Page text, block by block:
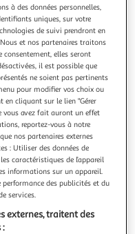
FLAMME, Probert
époustouflants et
le début d'une quête
! Dans le monde d'Irpa,
Sorcier fabricant de
Quand il
de ce produit ?
à des données personnelles,
uniques, sur votre
de suivi prendront en
et nos partenaires traitons
consentement, elles seront
il est possible que
ne soient pas pertinents
pour modifier vos choix ou
cliquant sur le lien "Gérer
vous avez fait auront un effet
reportez-vous à notre
nos partenaires externes
: Utiliser des données de
caractéristiques de l’appareil
informations sur un appareil.
performance des publicités et du
services.
externes, traitent des
: